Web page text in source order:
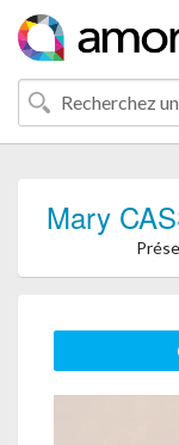
Mary